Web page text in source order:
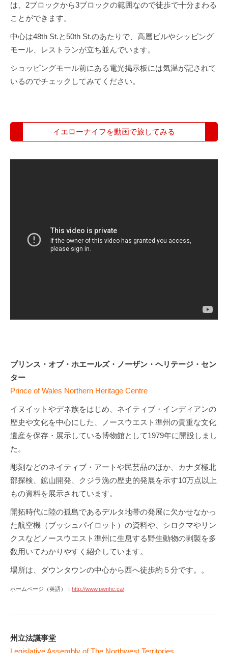
は、2ブロックから3ブロックの範囲なので徒歩で十分まわる
ことができます。
中心は48th St.と50th St.のあたりで、高層ビルやシッピング
モール、レストランが立ち並んでいます。
ショッピングモール前にある電光掲示板には気温が記されて
いるのでチェックしてみてください。
イエローナイフを動画で旅してみる
プリンス・オブ・ホエールズ・ノーザン・ヘリテージ・セン
ター
Prince of Wales Northern Heritage Centre
イヌイットやデネ族をはじめ、ネイティブ・インディアンの
歴史や文化を中心にした、ノースウエスト準州の貴重な文化
遺産を保存・展示している博物館として1979年に開設しまし
た。
彫刻などのネイティブ・アートや民芸品のほか、カナダ極北
部探検、鉱山開発、クジラ漁の歴史的発展を示す10万点以上
もの資料を展示されています。
開拓時代に陸の孤島であるデルタ地帯の発展に欠かせなかっ
た航空機（ブッシュパイロット）の資料や、シロクマやリン
クスなどノースウエスト準州に生息する野生動物の剥製を多
数用いてわかりやすく紹介しています。
場所は、ダウンタウンの中心から西へ徒歩約５分です。。
ホームページ（英語）： http://www.pwnhc.ca/
州立法議事堂
Legislative Assembly of The Northwest Territories